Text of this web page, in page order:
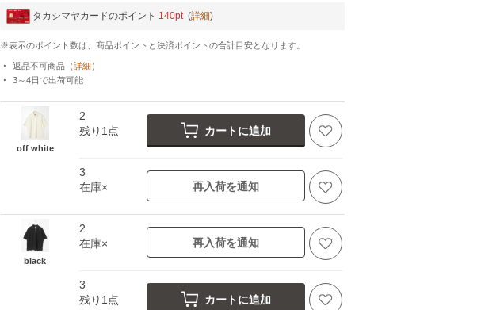
タカシマヤカードのポイント 140pt (詳細)
※表示のポイント数は、商品ポイントと決済ポイントの合計目安となります。
返品不可商品 （詳細）
3～4日で出荷可能
off white
2
残り1点
カートに追加
3
在庫×
再入荷を通知
black
2
在庫×
再入荷を通知
3
残り1点
カートに追加